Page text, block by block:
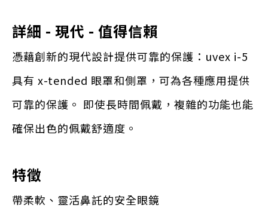
詳細 - 現代 - 值得信賴
憑藉創新的現代設計提供可靠的保護：uvex i-5
具有 x-tended 眼罩和側罩，可為各種應用提供
可靠的保護。 即使長時間佩戴，複雜的功能也能
確保出色的佩戴舒適度。
特徵
帶柔軟、靈活鼻託的安全眼鏡